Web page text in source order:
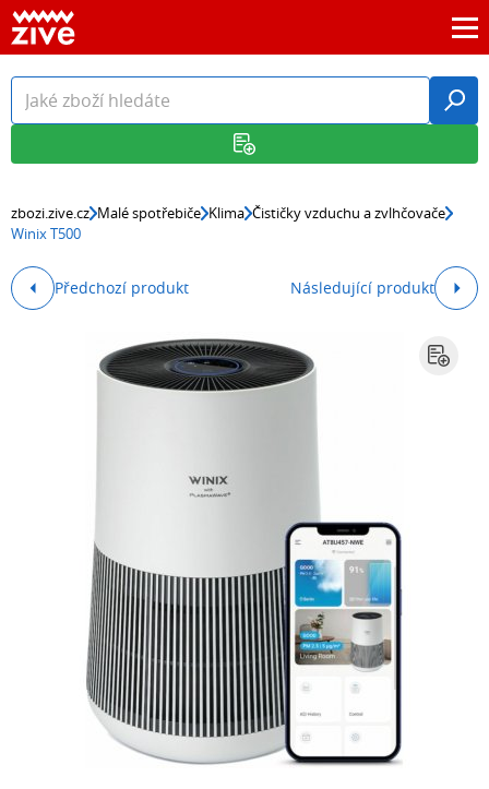
zbozi.zive.cz Malé spotřebiče Klima Čističky vzduchu a zvlhčovače
Winix T500
Předchozí produkt Následující produkt